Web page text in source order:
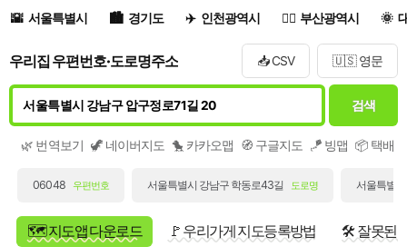
서울특별시 경기도 인천광역시 부산광역시
우리집 우편번호·도로명주소 📥 CSV 🇺🇸 영문
검색
🌿 번역보기 🦖 네이버지도 🐤 카카오맵 🧭 구글지도 🪁 빙맵 📦 택배/
06048 우편번호 서울특별시 강남구 학동로43길 도로명 서울특별
🗺️ 지도앱 다운로드 🚩 우리가게 지도등록방법 🛠️ 잘못된